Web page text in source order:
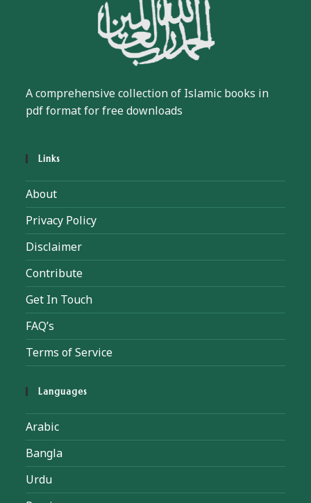
A comprehensive collection of Islamic books in
pdf format for free downloads
Links
About
Privacy Policy
Disclaimer
Contribute
Get In Touch
FAQ’s
Terms of Service
Languages
Arabic
Bangla
Urdu